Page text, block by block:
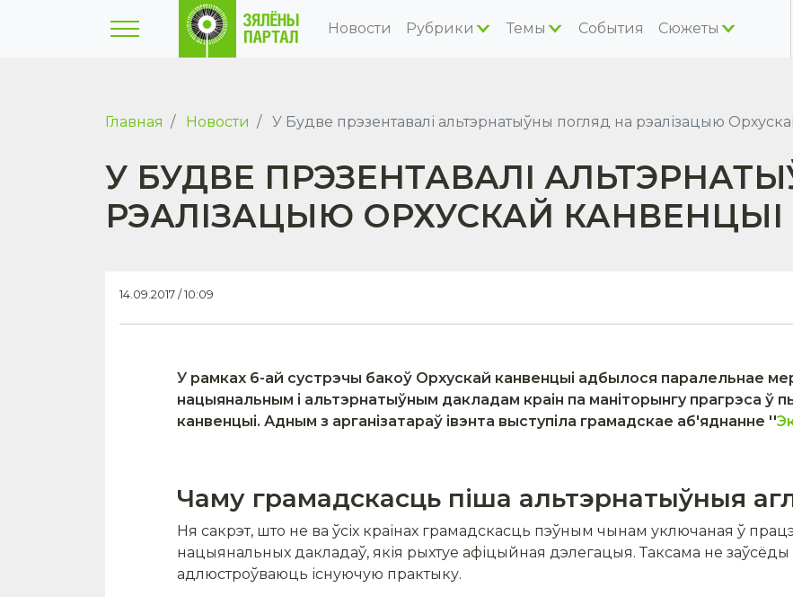
Новости Рубрики Темы События Сюжеты
Главная Новости У Будве прэзентавалі альтэрнатыўны погляд на рэалізацыю
У БУДВЕ ПРЭЗЕНТАВАЛІ
РЭАЛІЗАЦЫЮ ОРХУСКАЙ КАНВЕНЦЫІ
14.09.2017 / 10:09
У рамках 6-ай сустрэчы бакоў Орхускай канвенцыі адбылося паралельнае
нацыянальным і альтэрнатыўным дакладам краін па маніторынгу прагрэса ў
канвенцыі. Адным з арганізатараў івэнта выступіла грамадскае аб'яднанне ''
Чаму грамадскасць піша альтэрнатыўныя
Ня сакрэт, што не ва ўсіх краінах грамадскасць пэўным чынам уключаная ў
нацыянальных дакладаў, якія рыхтуе афіцыйная дэлегацыя. Таксама не заўсёды
адлюстроўваюць існуючую практыку.